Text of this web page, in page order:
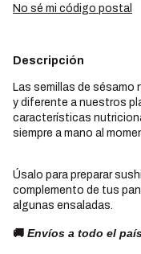
No sé mi código postal
Descripción
Las semillas de
y diferente a nuestros
características
siempre a mano al
Úsalo para preparar
complemento de tus
algunas ensaladas.
🚚 Envíos a todo el